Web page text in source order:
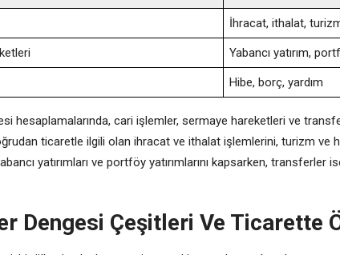
İhracat, ithalat,
Yabancı yatırım,
Hibe, borç, yardım
hesaplamalarında, cari işlemler, sermaye hareketleri ve
ticaretle ilgili olan ihracat ve ithalat işlemlerini, turizm ve
yatırımları ve portföy yatırımlarını kapsarken, transferler
Dengesi Çeşitleri Ve Ticarette